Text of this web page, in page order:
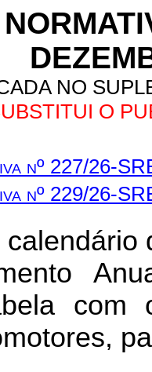
NO
O
nº 227/26-
nº 229/26-
com